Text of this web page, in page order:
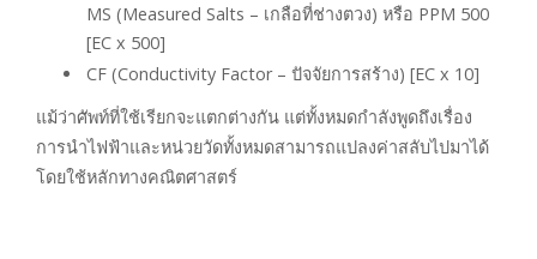
MS (Measured Salts – เกลือที่ช่างตวง) หรือ PPM 500
[EC x 500]
CF (Conductivity Factor – ปัจจัยการสร้าง) [EC x 10]
แม้ว่าศัพท์ที่ใช้เรียกจะแตกต่างกัน แต่ทั้งหมดกำลังพูดถึงเรื่อง
การนำไฟฟ้าและหน่วยวัดทั้งหมดสามารถแปลงค่าสลับไปมาได้
โดยใช้หลักทางคณิตศาสตร์